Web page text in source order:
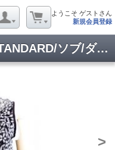
ようこそ ゲストさん
新規会員登録
【SALE】SOV.DOUBLE STANDARD/ソブ/ダブスタ/エンブロイダリー配色レースTOP
>